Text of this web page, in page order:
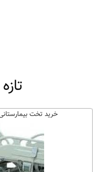
خرید تخت بیمارستانی